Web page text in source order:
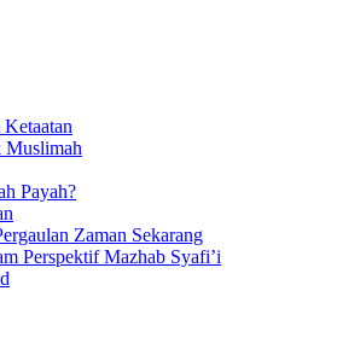
Muslimah
Payah?
Zaman Sekarang
Perspektif Mazhab Syafi’i